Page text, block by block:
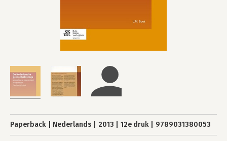
Paperback Nederlands 2013 12e druk 9789031380053